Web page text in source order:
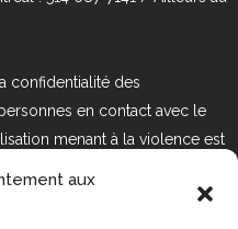
aux
confidentialité des
en contact avec le
menant à la violence est
protection des renseignements